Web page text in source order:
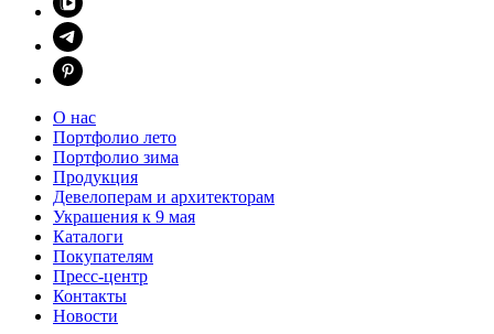
О нас
Портфолио лето
Портфолио зима
Продукция
Девелоперам и архитекторам
Украшения к 9 мая
Каталоги
Покупателям
Пресс-центр
Контакты
Новости